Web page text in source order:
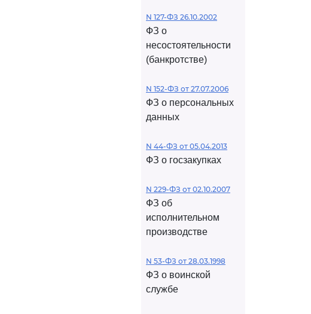
N 127-ФЗ 26.10.2002
ФЗ о
несостоятельности
(банкротстве)
N 152-ФЗ от 27.07.2006
ФЗ о персональных
данных
N 44-ФЗ от 05.04.2013
ФЗ о госзакупках
N 229-ФЗ от 02.10.2007
ФЗ об
исполнительном
производстве
N 53-ФЗ от 28.03.1998
ФЗ о воинской
службе